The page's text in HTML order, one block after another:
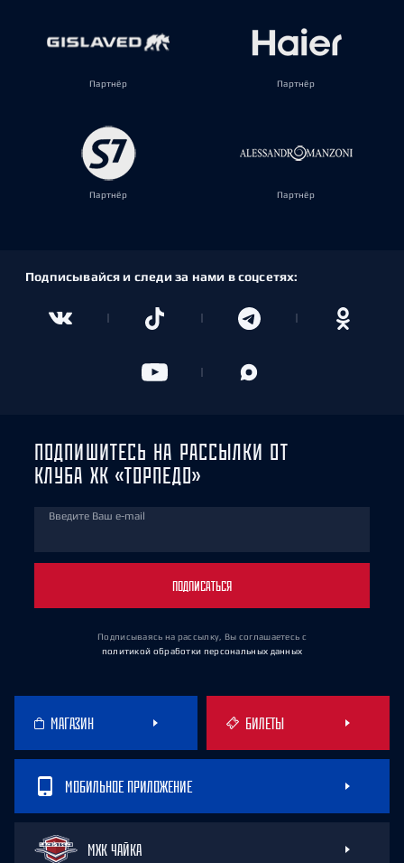
Партнёр Партнёр
Партнёр Партнёр
Подписывайся и следи за нами в соцсетях:
ПОДПИШИТЕСЬ НА РАССЫЛКИ ОТ
КЛУБА ХК «ТОРПЕДО»
Введите Ваш e-mail
ПОДПИСАТЬСЯ
Подписываясь на рассылку, Вы соглашаетесь с
политикой обработки персональных данных
МАГАЗИН БИЛЕТЫ
МОБИЛЬНОЕ ПРИЛОЖЕНИЕ
МХК ЧАЙКА